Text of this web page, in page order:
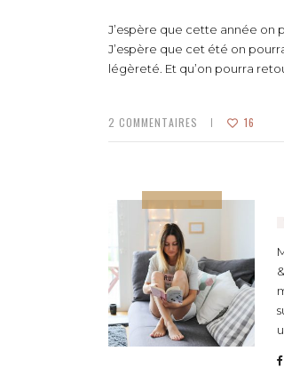
J’espère que cette année on
J’espère que cet été on
légèreté. Et qu’on pourra
2 COMMENTAIRES 16